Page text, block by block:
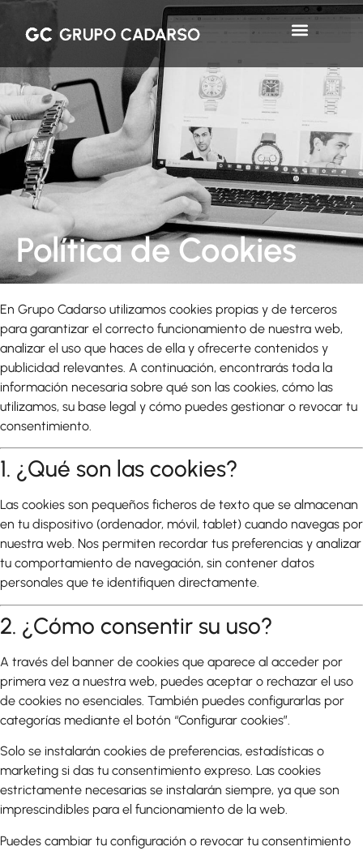
Política de Cookies
En Grupo Cadarso utilizamos cookies propias y de terceros
para garantizar el correcto funcionamiento de nuestra web,
analizar el uso que haces de ella y ofrecerte contenidos y
publicidad relevantes. A continuación, encontrarás toda la
información necesaria sobre qué son las cookies, cómo las
utilizamos, su base legal y cómo puedes gestionar o revocar tu
consentimiento.
1. ¿Qué son las cookies?
Las cookies son pequeños ficheros de texto que se almacenan
en tu dispositivo (ordenador, móvil, tablet) cuando navegas por
nuestra web. Nos permiten recordar tus preferencias y analizar
tu comportamiento de navegación, sin contener datos
personales que te identifiquen directamente.
2. ¿Cómo consentir su uso?
A través del banner de cookies que aparece al acceder por
primera vez a nuestra web, puedes aceptar o rechazar el uso
de cookies no esenciales. También puedes configurarlas por
categorías mediante el botón “Configurar cookies”.
Solo se instalarán cookies de preferencias, estadísticas o
marketing si das tu consentimiento expreso. Las cookies
estrictamente necesarias se instalarán siempre, ya que son
imprescindibles para el funcionamiento de la web.
Puedes cambiar tu configuración o revocar tu consentimiento